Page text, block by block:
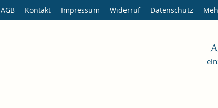
AGB Kontakt Impressum Widerruf Datenschutz